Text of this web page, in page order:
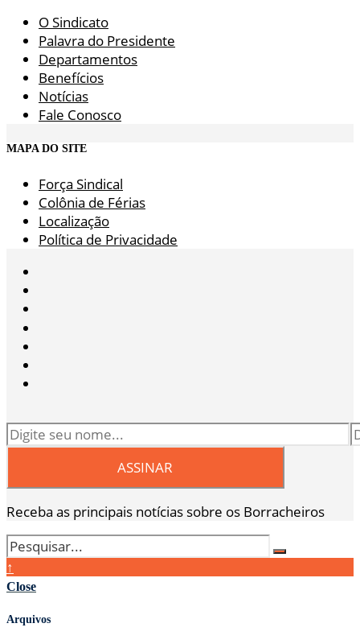
O Sindicato
Palavra do Presidente
Departamentos
Benefícios
Notícias
Fale Conosco
MAPA DO SITE
Força Sindical
Colônia de Férias
Localização
Política de Privacidade
Receba as principais notícias sobre os Borracheiros
↑
Close
Arquivos